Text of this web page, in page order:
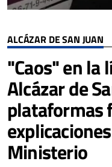
ALCÁZAR DE SAN JUAN
"Caos" en la
Alcázar de
plataformas
Ministerio